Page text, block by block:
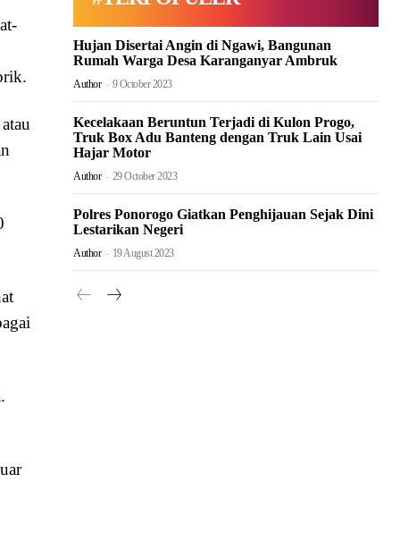
Hujan Disertai Angin di Ngawi, Bangunan
Rumah Warga Desa Karanganyar Ambruk
Author - 9 October 2023
Kecelakaan Beruntun Terjadi di Kulon Progo,
Truk Box Adu Banteng dengan Truk Lain Usai
Hajar Motor
Author - 29 October 2023
Polres Ponorogo Giatkan Penghijauan Sejak Dini
Lestarikan Negeri
Author - 19 August 2023